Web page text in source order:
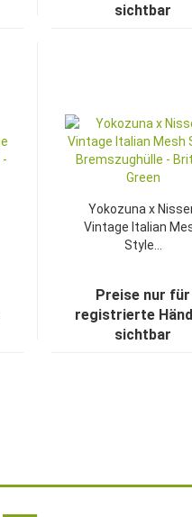
sichtbar
Yokozuna x
Vintage Italian
Style...
Preise nur für
registrierte
sichtbar